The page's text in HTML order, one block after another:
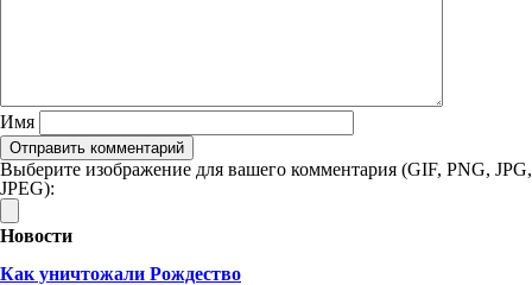
Имя
Выберите изображение для вашего комментария (GIF, PNG, JPG,
JPEG):
Новости
Как уничтожали Рождество